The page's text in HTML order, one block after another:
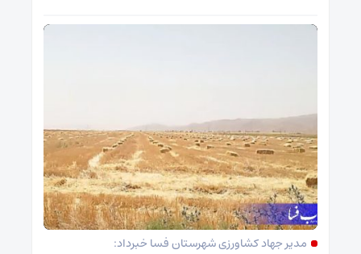
مدیر جهاد کشاورزی شهرستان فسا خبرداد: